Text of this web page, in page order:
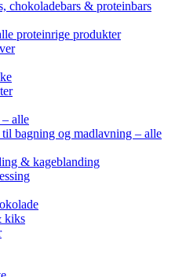
chokoladebars & proteinbars
proteinrige produkter
alle
bagning og madlavning – alle
& kageblanding
kiks